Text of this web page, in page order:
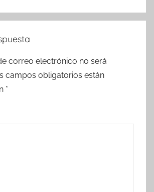
correo electrónico no será
campos obligatorios están
*